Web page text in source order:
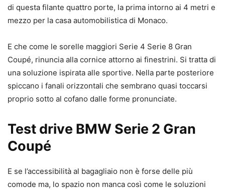
di questa filante quattro porte, la prima intorno ai 4 metri e
mezzo per la casa automobilistica di Monaco.
E che come le sorelle maggiori Serie 4 Serie 8 Gran
Coupé, rinuncia alla cornice attorno ai finestrini. Si tratta di
una soluzione ispirata alle sportive. Nella parte posteriore
spiccano i fanali orizzontali che sembrano quasi toccarsi
proprio sotto al cofano dalle forme pronunciate.
Test drive BMW Serie 2 Gran
Coupé
E se l’accessibilità al bagagliaio non è forse delle più
comode ma, lo spazio non manca così come le soluzioni